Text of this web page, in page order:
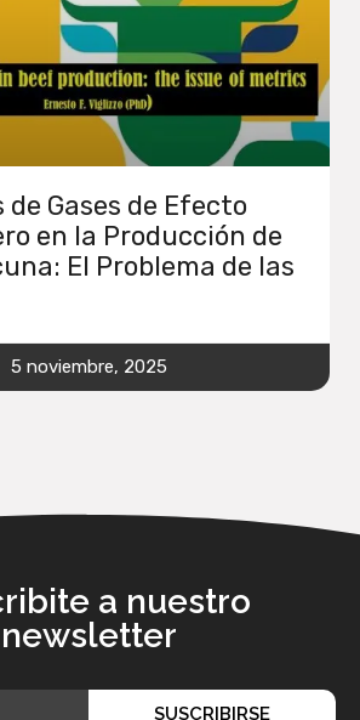
de Gases de Efecto
en la Producción de
El Problema de las
5 noviembre, 2025
a nuestro
newsletter
SUSCRIBIRSE